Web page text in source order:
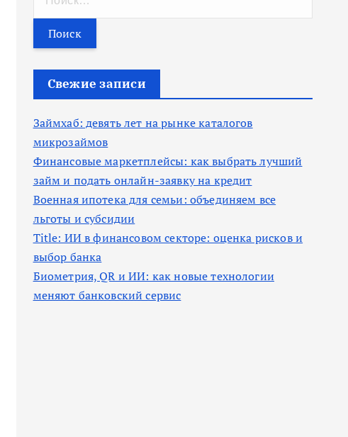
т
и
Свежие записи
Займхаб: девять лет на рынке каталогов
микрозаймов
Финансовые маркетплейсы: как выбрать лучший
займ и подать онлайн-заявку на кредит
Военная ипотека для семьи: объединяем все
льготы и субсидии
Title: ИИ в финансовом секторе: оценка рисков и
выбор банка
Биометрия, QR и ИИ: как новые технологии
меняют банковский сервис